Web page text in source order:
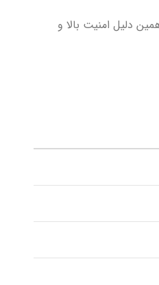
دلیل امنیت بالا و